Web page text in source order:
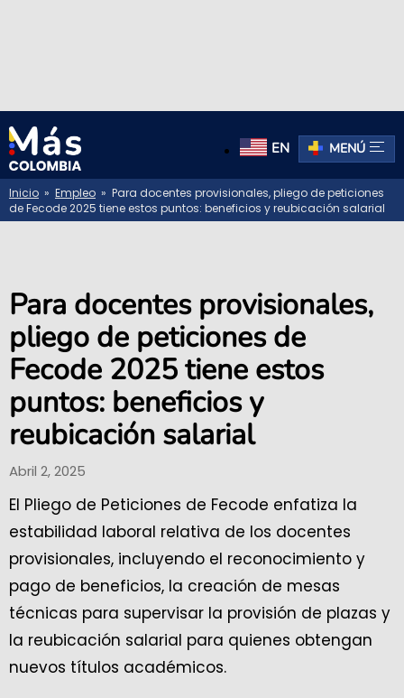
EN MENÚ
Inicio » Empleo » Para docentes provisionales, pliego de peticiones
de Fecode 2025 tiene estos puntos: beneficios y reubicación salarial
Para docentes provisionales,
pliego de peticiones de
Fecode 2025 tiene estos
puntos: beneficios y
reubicación salarial
Abril 2, 2025
El Pliego de Peticiones de Fecode enfatiza la
estabilidad laboral relativa de los docentes
provisionales, incluyendo el reconocimiento y
pago de beneficios, la creación de mesas
técnicas para supervisar la provisión de plazas y
la reubicación salarial para quienes obtengan
nuevos títulos académicos.